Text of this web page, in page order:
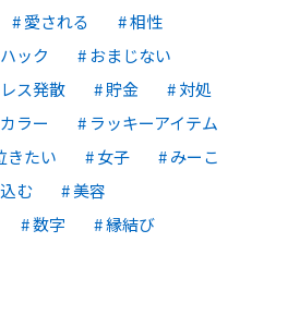
愛される
相性
ック
おまじない
ス発散 貯金
対処
ラー
ラッキーアイテム
きたい 女子
みーこ
む
美容
数字 縁結び